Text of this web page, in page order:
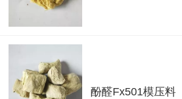
酚醛Fx501模压料